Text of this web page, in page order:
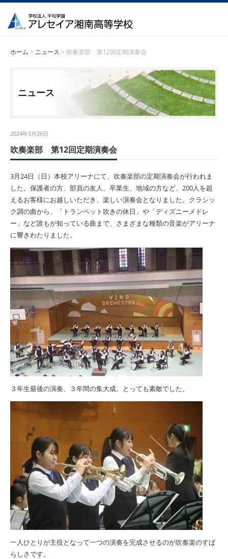
ホーム > ニュース > 吹奏楽部 第12回定期演奏会
ニュース
2024年3月26日
吹奏楽部 第12回定期演奏会
3月24日（日）本校アリーナにて、吹奏楽部の定期演奏会が行われま
した。保護者の方、部員の友人、卒業生、地域の方など、 200人を超
えるお客様にお越しいただき、楽しい演奏会となりました。クラシッ
ク調の曲から、「トランペット吹きの休日」や「ディズニーメドレ
ー」など誰もが知っている曲まで、さまざまな種類の音楽がアリーナ
に響きわたりました。
３年生最後の演奏、３年間の集大成、とっても素敵でした。
一人ひとりが主役となって一つの演奏を完成させるのが吹奏楽のすば
らしさです。